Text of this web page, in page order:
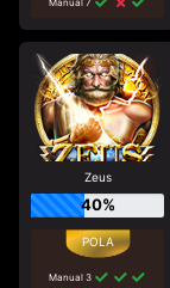
Zeus
40%
Manual 3